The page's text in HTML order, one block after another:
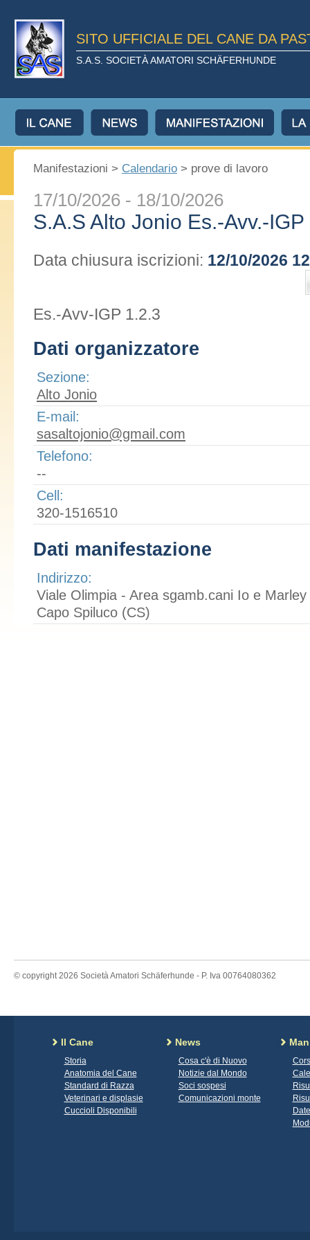
SITO UFFICIALE DEL CANE DA
S.A.S. SOCIETÀ AMATORI SCHÄFERHUNDE
Manifestazioni > Calendario > prove di lavoro
17/10/2026 - 18/10/2026
S.A.S Alto Jonio Es.-Avv.-IGP
Data chiusura iscrizioni: 12/10/2026
Es.-Avv-IGP 1.2.3
Dati organizzatore
Sezione:
Alto Jonio
E-mail:
sasaltojonio@gmail.com
Telefono:
--
Cell:
320-1516510
Dati manifestazione
Indirizzo:
Viale Olimpia - Area sgamb.cani Io e
Capo Spiluco (CS)
© copyright 2026 Società Amatori Schäferhunde - P. Iva 00764080362
Il Cane
Storia
Anatomia del Cane
Standard di Razza
Veterinari e displasie
Cuccioli Disponibili
News
Cosa c'è di Nuovo
Notizie dal Mondo
Soci sospesi
Comunicazioni monte